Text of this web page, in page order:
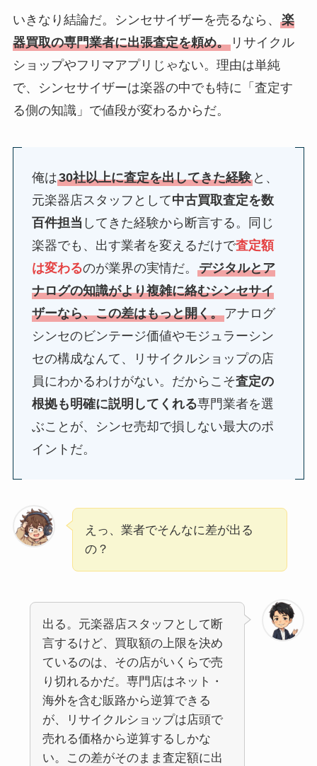
いきなり結論だ。シンセサイザーを売るなら、 楽
器買取の専門業者に出張査定を頼め。リサイクル
ショップやフリマアプリじゃない。理由は単純
で、シンセサイザーは楽器の中でも特に「査定す
る側の知識」で値段が変わるからだ。
俺は30社以上に査定を出してきた経験と、
元楽器店スタッフとして中古買取査定を数
百件担当 してきた経験から断言する。同じ
楽器でも、出す業者を変えるだけで査定額
は変わるのが業界の実情だ。 デジタルとア
ナログの知識がより複雑に絡むシンセサイ
ザーなら、この差はもっと開く。アナログ
シンセのビンテージ価値やモジュラーシン
セの構成なんて、リサイクルショップの店
員にわかるわけがない。だからこそ査定の
根拠も明確に説明してくれる専門業者を選
ぶことが、シンセ売却で損しない最大のポ
イントだ。
えっ、業者でそんなに差が出る
の？
出る。元楽器店スタッフとして断
言するけど、買取額の上限を決め
ているのは、その店がいくらで売
り切れるかだ。専門店はネット・
海外を含む販路から逆算できる
が、リサイクルショップは店頭で
売れる価格から逆算するしかな
い。この差がそのまま査定額に出